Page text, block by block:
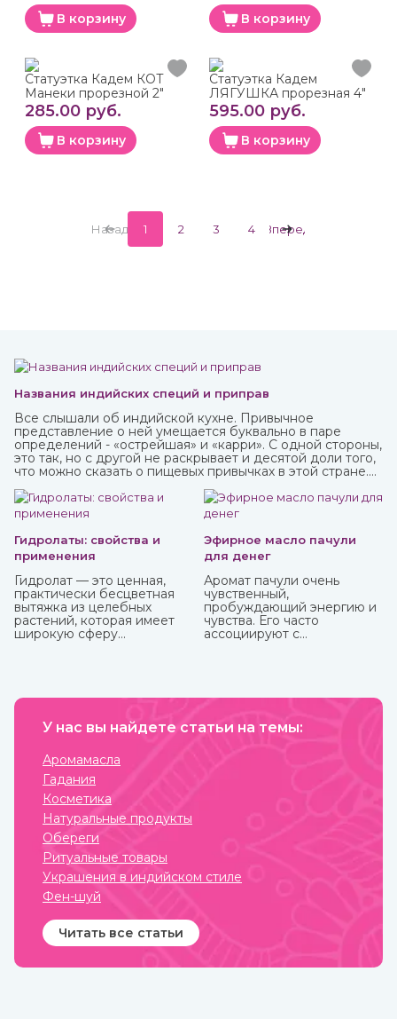
В корзину В корзину
Статуэтка Кадем КОТ
Манеки прорезной 2"
285.00 руб.
В корзину
Статуэтка Кадем
ЛЯГУШКА прорезная 4"
595.00 руб.
В корзину
Назад 1 2 3 4 Вперед
Названия индийских специй и приправ
Все слышали об индийской кухне. Привычное
представление о ней умещается буквально в паре
определений - «острейшая» и «карри». С одной стороны,
это так, но с другой не раскрывает и десятой доли того,
что можно сказать о пищевых привычках в этой стране.
Присутствующие в ней специи и их сочетания
подобраны специально таким образом, чтобы не только
придавать удивительные вкусовые свойства блюдам, но
и оказывать благотворное влияние на организм.
Гидролаты: свойства и
применения
Гидролат — это ценная,
практически бесцветная
вытяжка из целебных
растений, которая имеет
широкую сферу
градусов из корней,
растений. При этом
разрушаются, а вот аромат
может и поменяться.
Купите различные
натуральные гидролаты в
интернет-магазине
ИндоКитай с доставкой по
России.
Эфирное масло пачули
для денег
Аромат пачули очень
чувственный,
пробуждающий энергию и
чувства. Его часто
ассоциируют с
сами деньги и все, что
привлечь финансы.
У нас вы найдете статьи на темы:
Аромамасла
Гадания
Косметика
Натуральные продукты
Обереги
Ритуальные товары
Украшения в индийском стиле
Фен-шуй
Читать все статьи